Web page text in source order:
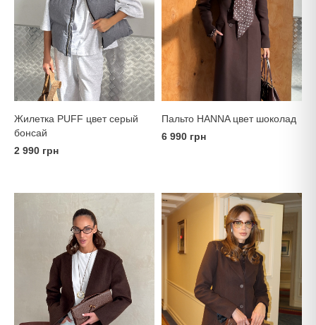
Жилетка PUFF цвет серый
бонсай
2 990 грн
Пальто HANNA цвет шоколад
6 990 грн